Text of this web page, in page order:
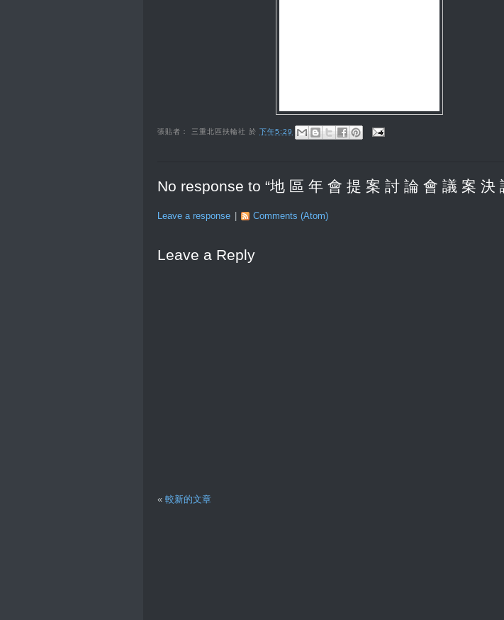
張貼者： 三重北區扶輪社 於下午5:29
No response to “地 區 年 會 提 案 討 論 會 議 案 決
Leave a response Comments (Atom)
Leave a Reply
« 較新的文章